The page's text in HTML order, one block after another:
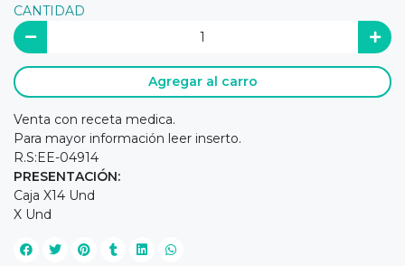
CANTIDAD
Agregar al carro
Venta con receta medica.
Para mayor información leer inserto.
R.S:EE-04914
PRESENTACIÓN:
Caja X14 Und
X Und